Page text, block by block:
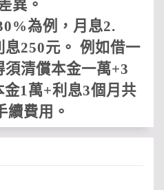
異。
為例，月息2.
息250元。 例如借一
須清償本金一萬+3
金1萬+利息3個月共
續費用 。